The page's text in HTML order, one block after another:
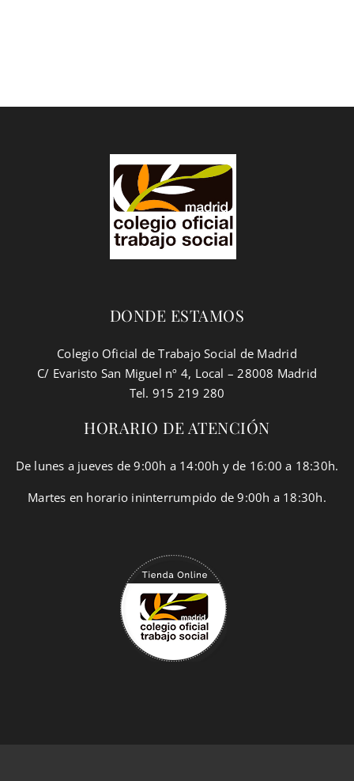
DONDE ESTAMOS
Colegio Oficial de Trabajo Social de Madrid
C/ Evaristo San Miguel nº 4, Local – 28008 Madrid
Tel. 915 219 280
HORARIO DE ATENCIÓN
De lunes a jueves de 9:00h a 14:00h y de 16:00 a 18:30h.
Martes en horario ininterrumpido de 9:00h a 18:30h.